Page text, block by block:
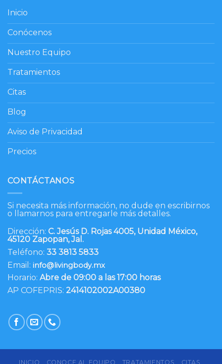
Inicio
Conócenos
Nuestro Equipo
Tratamientos
Citas
Blog
Aviso de Privacidad
Precios
CONTÁCTANOS
Si necesita más información, no dude en escribirnos
o llamarnos para entregarle más detalles.
Dirección: C. Jesús D. Rojas 4005, Unidad México,
45120 Zapopan, Jal.
Teléfono: 33 3813 5833
Email: info@livingbody.mx
Horario: Abre de 09:00 a las 17:00 horas
AP COFEPRIS: 2414102002A00380
INICIO CONOCE AL EQUIPO TRATAMIENTOS CITAS